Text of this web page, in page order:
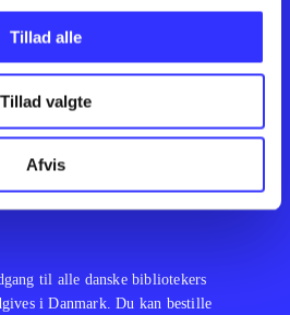
Tillad alle
Tillad valgte
Afvis Feedback
til alle danske bibliotekers
i Danmark. Du kan bestille
Artikler
Film
Musik
Noder